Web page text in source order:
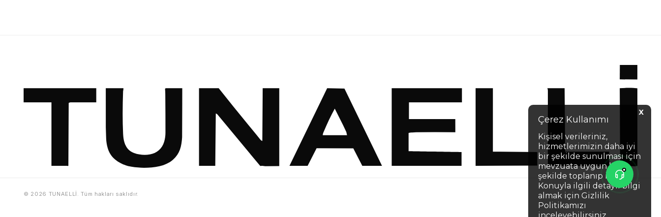
X
Çerez Kullanımı
Kişisel verileriniz,
hizmetlerimizin daha iyi
bir şekilde sunulması için
mevzuata uygun bir
şekilde toplanıp işlenir.
Konuyla ilgili detaylı bilgi
almak için Gizlilik
Politikamızı
© 2026 TUNAELLİ. Tüm hakları saklıdır.